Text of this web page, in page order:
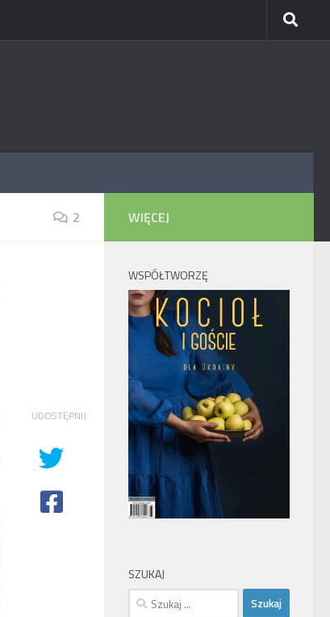
2
UDOSTĘPNIJ
WIĘCEJ
WSPÓŁTWORZĘ
SZUKAJ
Szukaj: